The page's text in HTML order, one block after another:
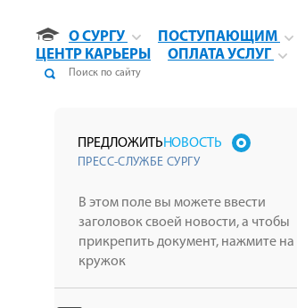
О СУРГУ ПОСТУПАЮЩИМ
ЦЕНТР КАРЬЕРЫ
ОПЛАТА УСЛУГ
ПРЕДЛОЖИТЬНОВОСТЬ
ПРЕСС-СЛУЖБЕ СУРГУ